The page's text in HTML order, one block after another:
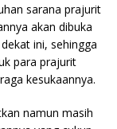
sarana prajurit
akan dibuka
ini, sehingga
para prajurit
kesukaannya.
namun masih